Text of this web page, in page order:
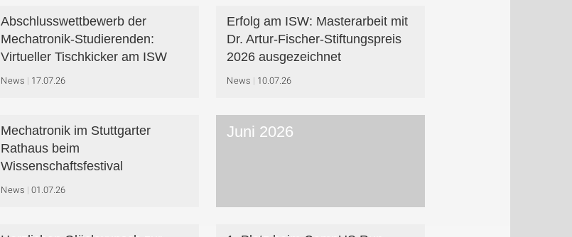
Abschlusswettbewerb der
Mechatronik-Studierenden:
Virtueller Tischkicker am ISW
News 17.07.26
Erfolg am ISW: Masterarbeit mit
Dr. Artur-Fischer-Stiftungspreis
2026 ausgezeichnet
News 10.07.26
Mechatronik im Stuttgarter
Rathaus beim
Wissenschaftsfestival
News 01.07.26
Juni 2026